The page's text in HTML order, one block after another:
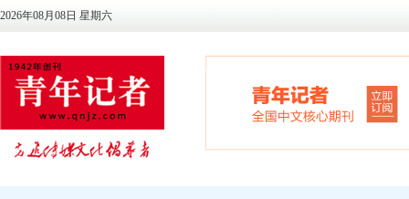
2026年08月08日 星期六